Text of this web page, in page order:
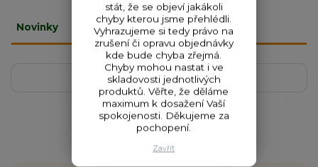
Novinky
Zobrazit všechny novinky
stát, že se objeví jakákoli
chyby kterou jsme přehlédli.
Vyhrazujeme si tedy právo na
zrušení či opravu objednávky
kde bude chyba zřejmá.
Chyby mohou nastat i ve
skladovosti jednotlivých
produktů. Věřte, že děláme
maximum k dosažení Vaší
spokojenosti. Děkujeme za
pochopení.
Zavřít